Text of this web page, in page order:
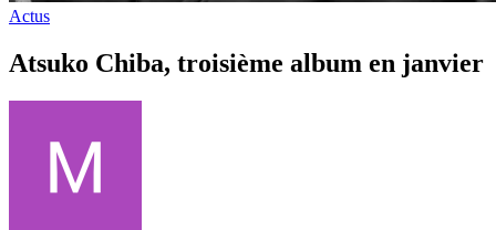
Actus
Atsuko Chiba, troisième album en janvier